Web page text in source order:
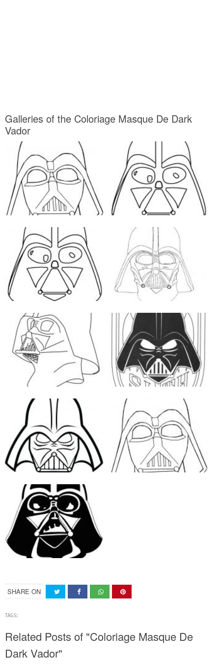
Galleries of the Coloriage Masque De Dark
Vador
SHARE ON
TAGS:
Related Posts of "Coloriage Masque De
Dark Vador"